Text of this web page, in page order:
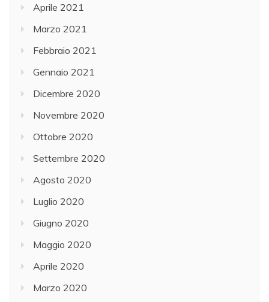
Aprile 2021
Marzo 2021
Febbraio 2021
Gennaio 2021
Dicembre 2020
Novembre 2020
Ottobre 2020
Settembre 2020
Agosto 2020
Luglio 2020
Giugno 2020
Maggio 2020
Aprile 2020
Marzo 2020